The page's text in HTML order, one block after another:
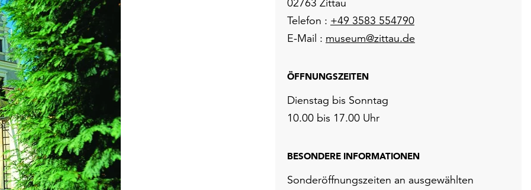
Telefon : +49 3583 554790
E-Mail : museum@zittau.de
ÖFFNUNGSZEITEN
Dienstag bis Sonntag
10.00 bis 17.00 Uhr
BESONDERE INFORMATIONEN
Sonderöffnungszeiten an ausgewählten